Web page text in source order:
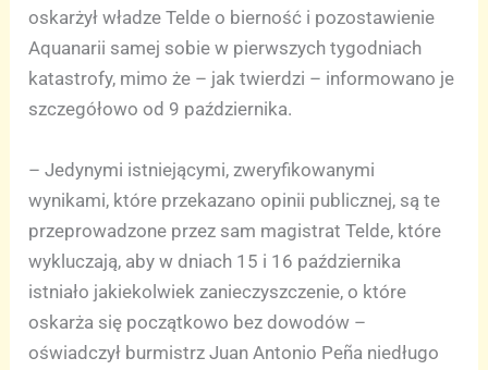
oskarżył władze Telde o bierność i pozostawienie
Aquanarii samej sobie w pierwszych tygodniach
katastrofy, mimo że – jak twierdzi – informowano je
szczegółowo od 9 października.
– Jedynymi istniejącymi, zweryfikowanymi
wynikami, które przekazano opinii publicznej, są te
przeprowadzone przez sam magistrat Telde, które
wykluczają, aby w dniach 15 i 16 października
istniało jakiekolwiek zanieczyszczenie, o które
oskarża się początkowo bez dowodów –
oświadczył burmistrz Juan Antonio Peña niedługo